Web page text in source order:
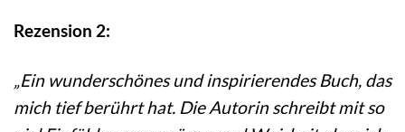
Rezension 2:
„Ein wunderschönes und inspirierendes Buch, das
mich tief berührt hat. Die Autorin schreibt mit so